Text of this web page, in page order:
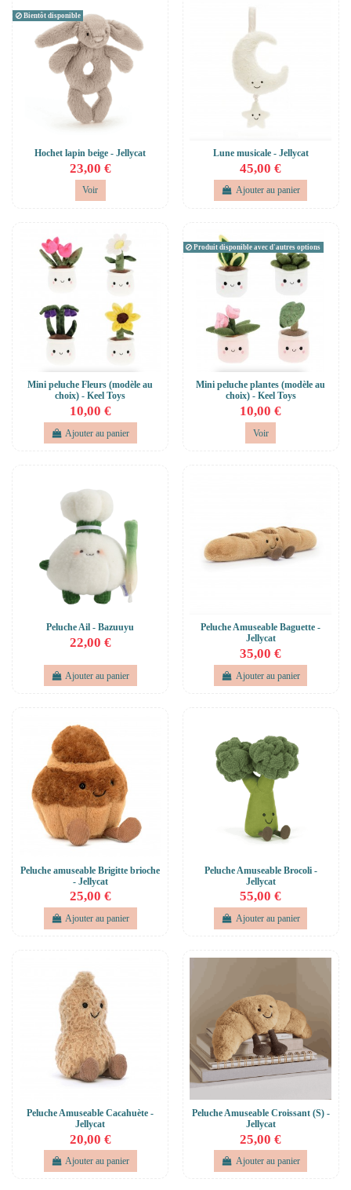
Bientôt disponible
Hochet lapin beige - Jellycat
23,00 €
Voir
Lune musicale - Jellycat
45,00 €
Ajouter au panier
Mini peluche Fleurs (modèle au
choix) - Keel Toys
10,00 €
Ajouter au panier
Produit disponible avec d'autres options
Mini peluche plantes (modèle au
choix) - Keel Toys
10,00 €
Voir
Peluche Ail - Bazuuyu
22,00 €
Ajouter au panier
Peluche Amuseable Baguette -
Jellycat
35,00 €
Ajouter au panier
Peluche amuseable Brigitte brioche
- Jellycat
25,00 €
Ajouter au panier
Peluche Amuseable Brocoli -
Jellycat
55,00 €
Ajouter au panier
Peluche Amuseable Cacahuète -
Jellycat
20,00 €
Ajouter au panier
Peluche Amuseable Croissant (S) -
Jellycat
25,00 €
Ajouter au panier